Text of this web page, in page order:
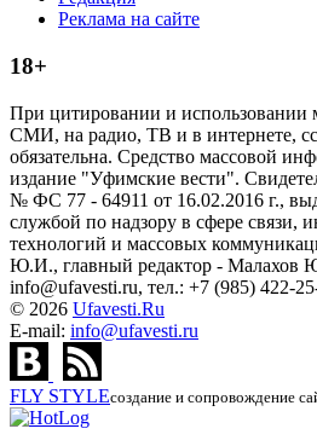
Реклама на сайте
18+
При цитировании и использовании
СМИ, на радио, ТВ и в интернете,
обязательна. Средство массовой
издание "Уфимские вести".
№ ФС 77 - 64911 от 16.02.2016 г.,
службой по надзору в сфере связи,
технологий и массовых
Ю.И., главный редактор - Малахов
info@ufavesti.ru, тел.: +7 (985) 422-
© 2026 Ufavesti.Ru
E-mail: info@ufavesti.ru
FLY STYLEсоздание и сопровождение